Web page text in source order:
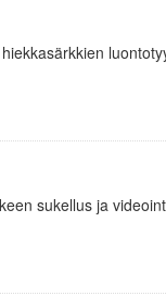
sukellus ja